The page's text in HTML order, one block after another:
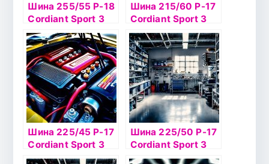
Шина 255/55 Р-18
Cordiant Sport 3
109V б/к
Шина 215/60 Р-17
Cordiant Sport 3
PS-2 100V б/к
Шина 225/45 Р-17
Cordiant Sport 3
94V б/к
Шина 225/50 Р-17
Cordiant Sport 3
98V б/к